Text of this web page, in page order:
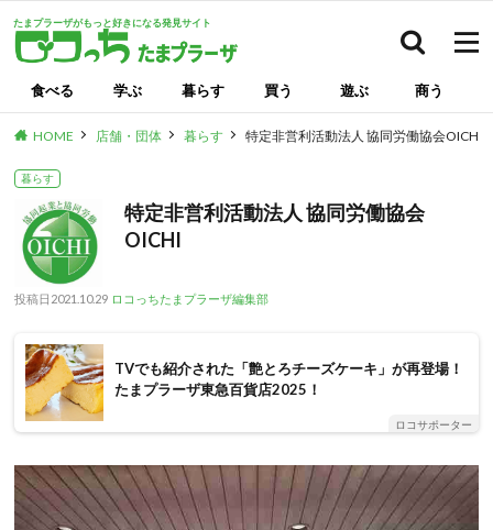
たまプラーザがもっと好きになる発見サイト
食べる 学ぶ 暮らす 買う 遊ぶ 商う
HOME 店舗・団体 暮らす 特定非営利活動法人 協同労働協会OICHI
暮らす
特定非営利活動法人 協同労働協会
OICHI
投稿日 2021.10.29 ロコっちたまプラーザ編集部
TVでも紹介された「艶とろチーズケーキ」が再登場！
たまプラーザ東急百貨店2025！
ロコサポーター